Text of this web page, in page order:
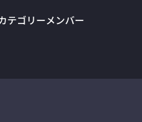
テゴリーメンバー